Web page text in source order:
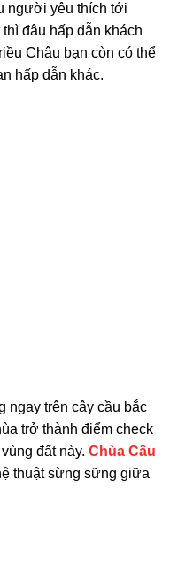
người yêu thích tới
đâu hấp dẫn khách
Châu bạn còn có thể
hấp dẫn khác.
ngay trên cây cầu bắc
trở thành điểm check
đất này. Chùa Cầu
thuật sừng sững giữa